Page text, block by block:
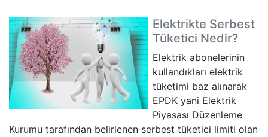
Elektrikte Serbest
Tüketici Nedir?
Elektrik abonelerinin
kullandıkları elektrik
tüketimi baz alınarak
EPDK yani Elektrik
Piyasası Düzenleme
Kurumu tarafından belirlenen serbest tüketici limiti olan